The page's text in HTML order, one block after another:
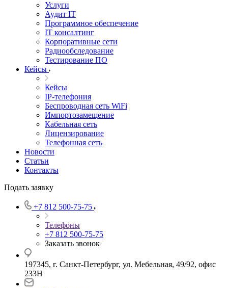
Услуги
Аудит IT
Программное обеспечение
IT консалтинг
Корпоративные сети
Радиообследование
Тестирование ПО
Кейсы
Кейсы
IP-телефония
Беспроводная сеть WiFi
Импортозамещение
Кабельная сеть
Лицензирование
Телефонная сеть
Новости
Статьи
Контакты
Подать заявку
+7 812 500-75-75
Телефоны
+7 812 500-75-75
Заказать звонок
197345, г. Санкт-Петербург, ул. Мебельная, 49/92, офис
233Н